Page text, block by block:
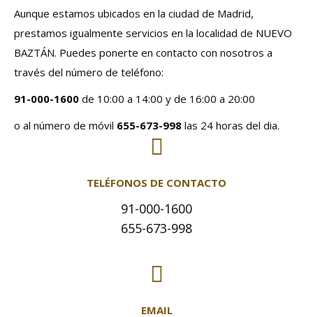
Aunque estamos ubicados en la ciudad de Madrid,
prestamos igualmente servicios en la localidad de NUEVO
BAZTÁN. Puedes ponerte en contacto con nosotros a
través del número de teléfono:
91-000-1600 de 10:00 a 14:00 y de 16:00 a 20:00
o al número de móvil 655-673-998 las 24 horas del dia.
TELÉFONOS DE CONTACTO
91-000-1600
655-673-998
EMAIL